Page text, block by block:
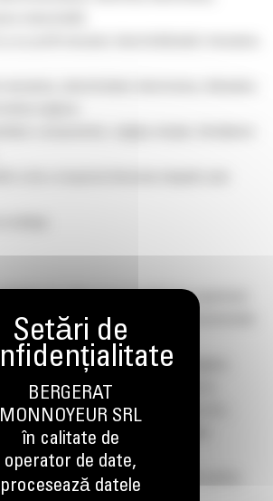
de către responsabilul de superiorul
privind timpii operaționali si consemnele
de verificare, măsurare, reglare;
documentația tehnica uzuala pusa la
manuale, documentație electronica etc.;
buna stare a sculelor si dispozitivelor
curățenia la locul de munca;
lista de piese de schimb necesare pentru
BERGERAT
MONNOYEUR SRL
în calitate de
operator de date,
procesează datele